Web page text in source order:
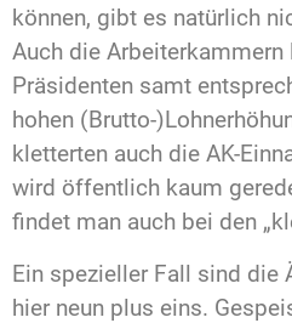
können, gibt es natürlich
Auch die
Präsidenten samt
hohen (Brutto-
kletterten auch die AK-
wird öffentlich kaum
findet man auch bei den
Ein spezieller Fall sind die
hier neun plus eins.